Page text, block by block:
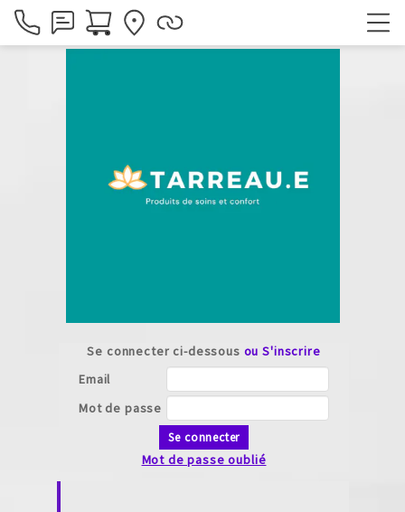
Se connecter ci-dessous ou S'inscrire
Email
Mot de passe
Se connecter
Mot de passe oublié